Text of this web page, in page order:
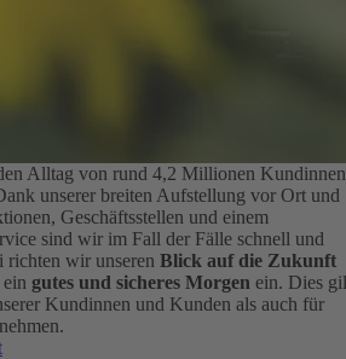
Alltag von rund 4,2 Millionen Kundinnen
unserer breiten Aufstellung vor Ort und
Geschäftsstellen und einem
sind wir im Fall der Fälle schnell und
richten wir unseren Blick auf die Zukunft
gutes und sicheres Morgen ein. Dies
Kundinnen und Kunden als auch für